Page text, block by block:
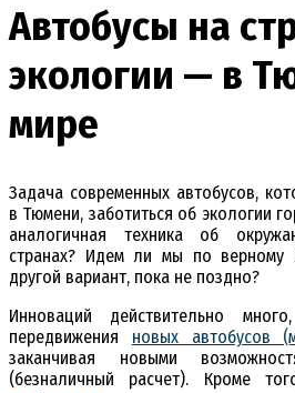
Автобусы на
экологии — в
мире
Задача современных автобусов,
в Тюмени, заботиться об экологии
аналогичная техника об
странах? Идем ли мы по верному
другой вариант, пока не поздно?
Инноваций действительно
передвижения новых автобусов
заканчивая новыми
(безналичный расчет). Кроме